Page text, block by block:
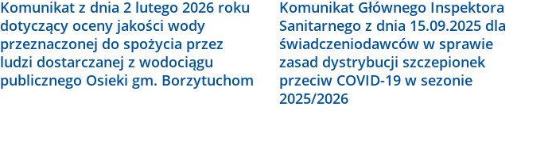
Komunikat z dnia 2 lutego 2026 roku
dotyczący oceny jakości wody
przeznaczonej do spożycia przez
ludzi dostarczanej z wodociągu
publicznego Osieki gm. Borzytuchom
Komunikat Głównego Inspektora
Sanitarnego z dnia 15.09.2025 dla
świadczeniodawców w sprawie
zasad dystrybucji szczepionek
przeciw COVID-19 w sezonie
2025/2026